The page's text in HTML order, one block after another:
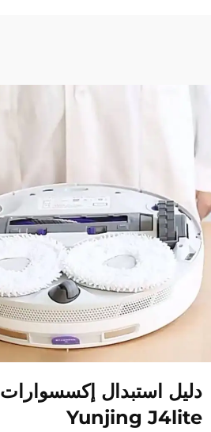
دليل استبدال إكسسوارات
Yunjing J4lite